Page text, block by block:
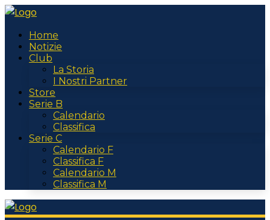
Home
Notizie
Club
La Storia
I Nostri Partner
Store
Serie B
Calendario
Classifica
Serie C
Calendario F
Classifica F
Calendario M
Classifica M